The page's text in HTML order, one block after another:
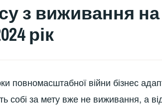
з виживання
рік
повномасштабної війни бізнес
собі за мету вже не виживання, а